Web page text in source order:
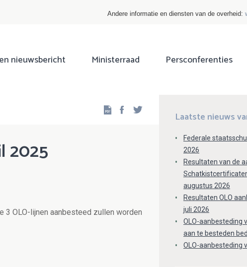
Andere informatie en diensten van de overheid:
nieuwsbericht Ministerraad Persconferenties
Facebook
2025
3 OLO-lijnen aanbesteed zullen worden
Laatste nieuws
Federale
2026
Resultaten van de
augustus 2026
Resultaten OLO
juli 2026
OLO-aanbesteding
aan te besteden
OLO-aanbesteding